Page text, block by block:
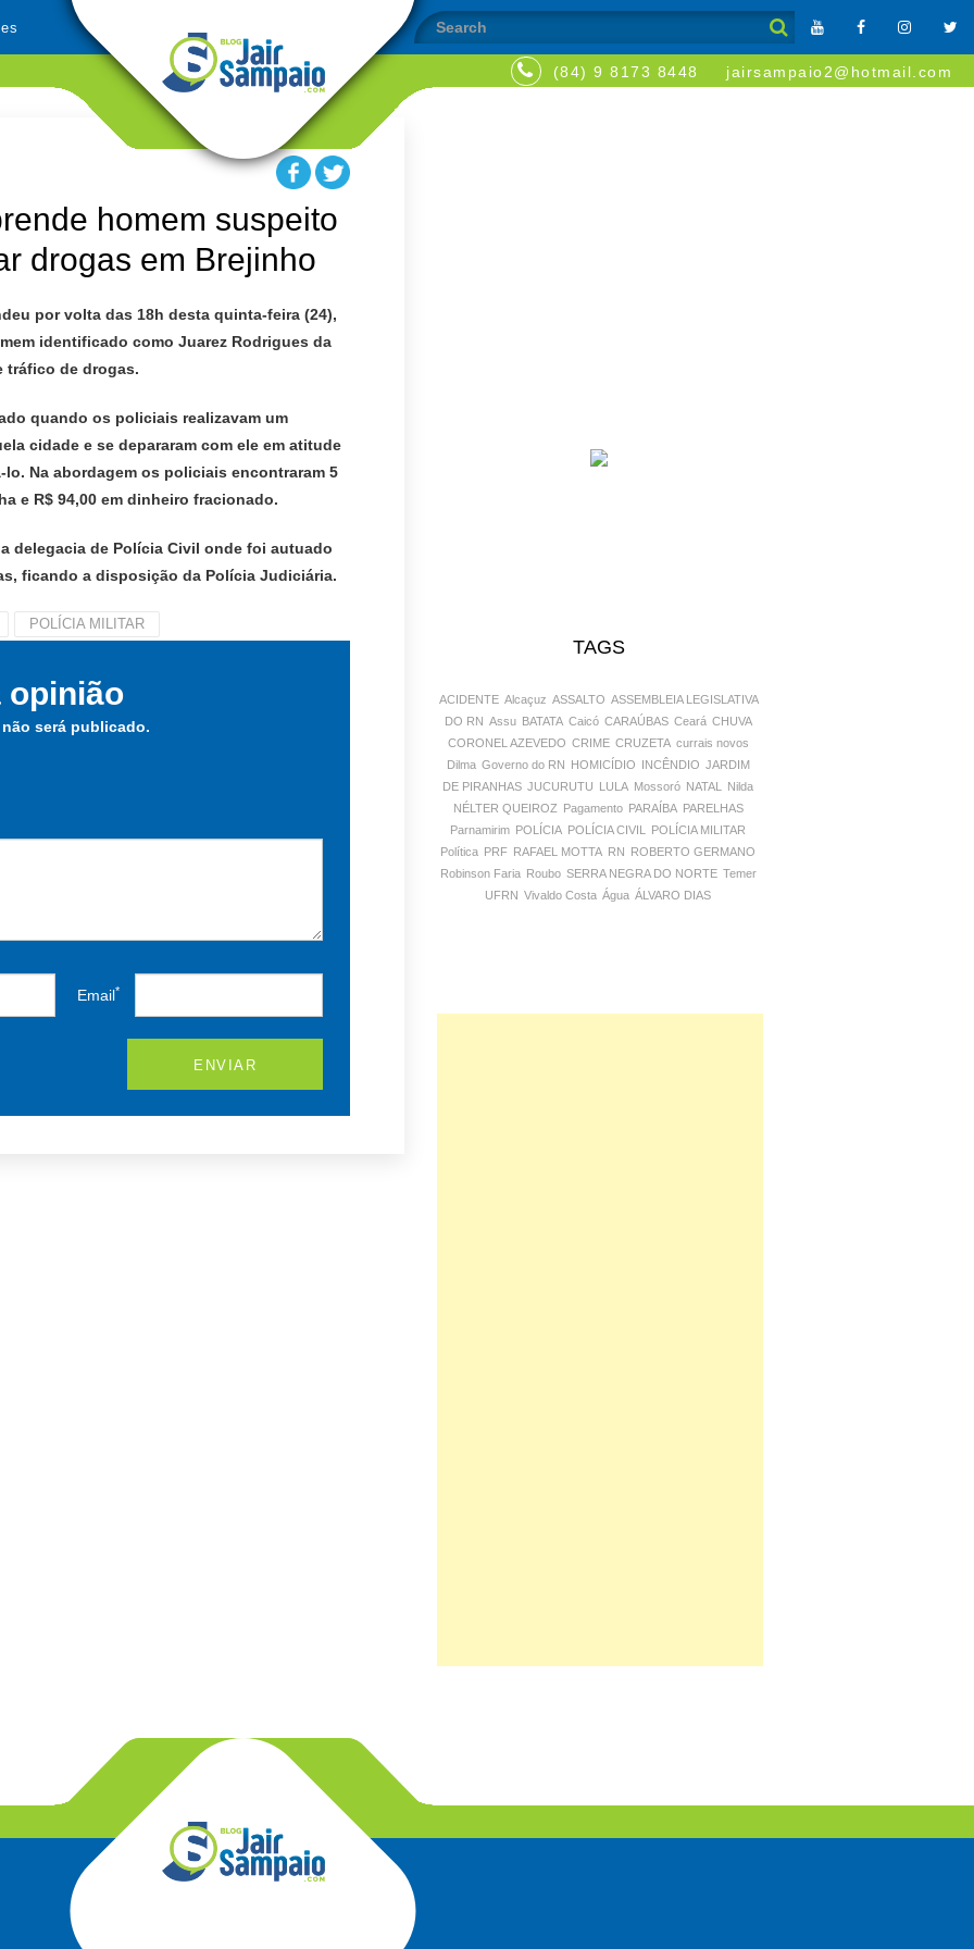
(84) 9 8173 8448 jairsampaio2@hotmail.com
homem suspeito
drogas em Brejinho
por volta das 18h desta quinta-feira (24),
identificado como Juarez Rodrigues da
tráfico de drogas.
quando os policiais realizavam um
cidade e se depararam com ele em atitude
Na abordagem os policiais encontraram 5
e R$ 94,00 em dinheiro fracionado.
delegacia de Polícia Civil onde foi autuado
ficando a disposição da Polícia Judiciária.
POLÍCIA MILITAR
opinião
será publicado.
Email*
ENVIAR
TAGS
ACIDENTE Alcaçuz ASSALTO ASSEMBLEIA LEGISLATIVA
DO RN Assu BATATA Caicó CARAÚBAS Ceará CHUVA
CORONEL AZEVEDO CRIME CRUZETA currais novos
Dilma Governo do RN HOMICÍDIO INCÊNDIO JARDIM
DE PIRANHAS JUCURUTU LULA Mossoró NATAL
Nilda
NÉLTER QUEIROZ Pagamento PARAÍBA PARELHAS
Parnamirim POLÍCIA POLÍCIA CIVIL
POLÍCIA MILITAR
Política PRF RAFAEL MOTTA RN ROBERTO GERMANO
Robinson Faria Roubo SERRA NEGRA DO NORTE Temer
UFRN Vivaldo Costa Água ÁLVARO DIAS